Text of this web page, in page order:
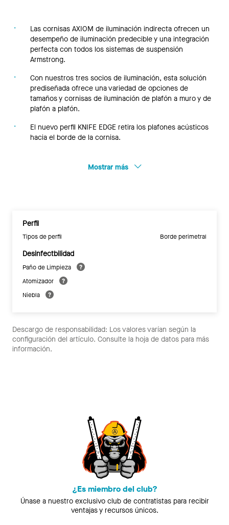
Las cornisas AXIOM de iluminación indirecta ofrecen un
desempeño de iluminación predecible y una integración
perfecta con todos los sistemas de suspensión
Armstrong.
Con nuestros tres socios de iluminación, esta solución
prediseñada ofrece una variedad de opciones de
tamaños y cornisas de iluminación de plafón a muro y de
plafón a plafón.
El nuevo perfil KNIFE EDGE retira los plafones acústicos
hacia el borde de la cornisa.
Mostrar más
Perfil
Tipos de perfil Borde perimetral
Desinfectbilidad
Paño de Limpieza
Atomizador
Niebla
Descargo de responsabilidad: Los valores varían según la
configuración del artículo. Consulte la hoja de datos para más
información.
¿Es miembro del club?
Únase a nuestro exclusivo club de contratistas para recibir
ventajas y recursos únicos.